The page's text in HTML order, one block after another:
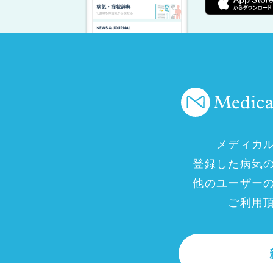
メディカ
登録した病気
他のユーザー
ご利用